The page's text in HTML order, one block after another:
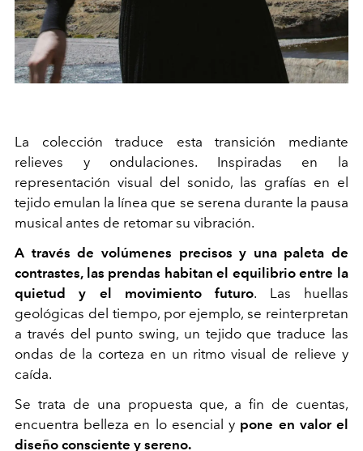
La colección traduce esta transición mediante
relieves y ondulaciones. Inspiradas en la
representación visual del sonido, las grafías en el
tejido emulan la línea que se serena durante la pausa
musical antes de retomar su vibración.
A través de volúmenes precisos y una paleta de
contrastes, las prendas habitan el equilibrio entre la
quietud y el movimiento futuro. Las huellas
geológicas del tiempo, por ejemplo, se reinterpretan
a través del punto swing, un tejido que traduce las
ondas de la corteza en un ritmo visual de relieve y
caída.
Se trata de una propuesta que, a fin de cuentas,
encuentra belleza en lo esencial y pone en valor el
diseño consciente y sereno.